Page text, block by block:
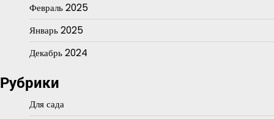
Февраль 2025
Январь 2025
Декабрь 2024
Рубрики
Для сада